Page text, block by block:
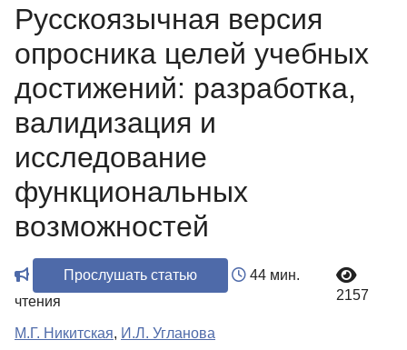
Русскоязычная версия
опросника целей учебных
достижений: разработка,
валидизация и
исследование
функциональных
возможностей
Прослушать статью
44 мин.
чтения
2157
М.Г. Никитская, И.Л. Угланова